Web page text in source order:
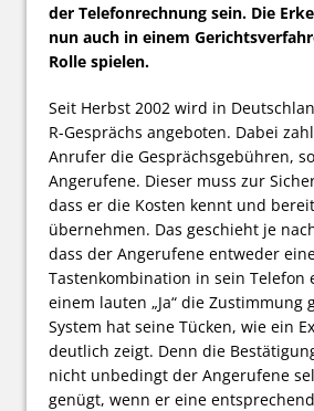
der Telefonrechnung sein. Die
nun auch in einem
Rolle spielen.
Seit Herbst 2002 wird in
R-Gesprächs angeboten. Dabei
Anrufer die Gesprächsgebühren,
Angerufene. Dieser muss zur
dass er die Kosten kennt und
übernehmen. Das geschieht je
dass der Angerufene entweder
Tastenkombination in sein
einem lauten „Ja“ die Zustimmung
System hat seine Tücken, wie ein
deutlich zeigt. Denn die
nicht unbedingt der Angerufene
genügt, wenn er eine